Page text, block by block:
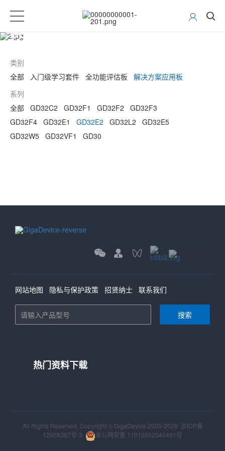
GD32 MCU开发工具
类别
全部
入门级学习套件 全功能评估板
解决方案应用板
系列
全部
GD32C2 GD32F1 GD32F2
GD32F3
GD32F4 GD32E1 GD32E2 GD32L2
GD32E5
GD32W5 GD32VF1 GD30
网站地图 隐私与保护政策 招贤纳士 联系我们
搜索
热门资料下载
All Rights Reserved, Copyright © GigaDevice 2005-2026 京ICP备
12028367号-3
京公网安备 11010802040491号